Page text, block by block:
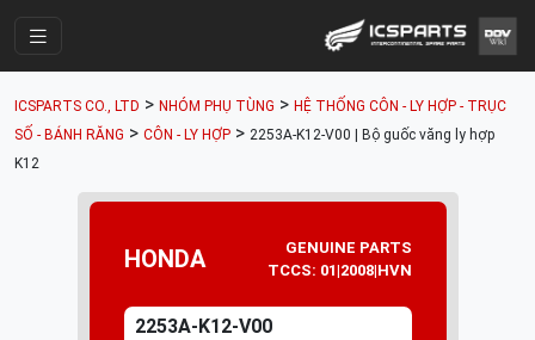
Cửa Hàng
Nhóm Phụ Tùng
Tài khoản
ICSPARTS CO., LTD > NHÓM PHỤ TÙNG > HỆ THỐNG CÔN - LY HỢP - TRỤC
SỐ - BÁNH RĂNG > CÔN - LY HỢP > 2253A-K12-V00 | Bộ guốc văng ly hợp
K12
HONDA
GENUINE PARTS
TCCS: 01|2008|HVN
2253A-K12-V00